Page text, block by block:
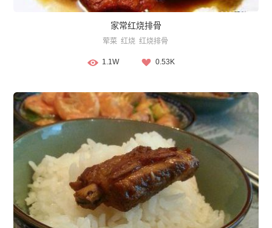
家常红烧排骨
荤菜 红烧 红烧排骨
1.1W 0.53K